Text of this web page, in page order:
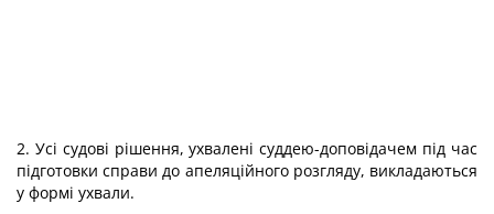
2. Усі судові рішення, ухвалені суддею-доповідачем під час
підготовки справи до апеляційного розгляду, викладаються
у формі ухвали.